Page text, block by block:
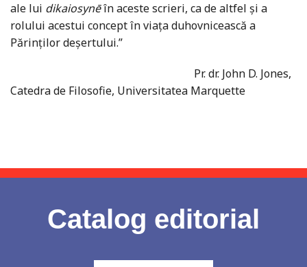
ale lui dikaiosynēîn aceste scrieri, ca de altfel şi a
rolului acestui concept în viaţa duhovnicească a
Părinţilor deşertului.”
Pr. dr. John D. Jones,
Catedra de Filosofie, Universitatea Marquette
Catalog editorial